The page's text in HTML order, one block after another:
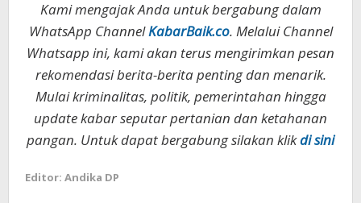
Kami mengajak Anda untuk bergabung dalam
WhatsApp ChannelKabarBaik.co. Melalui Channel
Whatsapp ini, kami akan terus mengirimkan pesan
rekomendasi berita-berita penting dan menarik.
Mulai kriminalitas, politik, pemerintahan hingga
update kabar seputar pertanian dan ketahanan
pangan. Untuk dapat bergabung silakan klikdi sini
Editor: Andika DP